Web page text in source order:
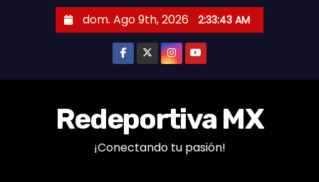
dom. Ago 9th, 2026 2:33:43 AM
Redeportiva MX
¡Conectando tu pasión!